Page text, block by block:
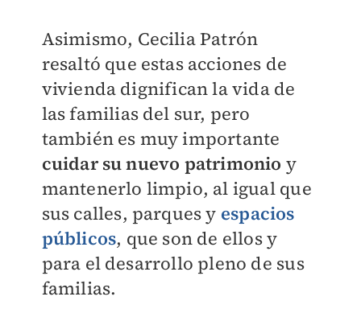
Asimismo, Cecilia Patrón
resaltó que estas acciones de
vivienda dignifican la vida de
las familias del sur, pero
también es muy importante
cuidar su nuevo patrimonio y
mantenerlo limpio, al igual que
sus calles, parques y espacios
públicos, que son de ellos y
para el desarrollo pleno de sus
familias.